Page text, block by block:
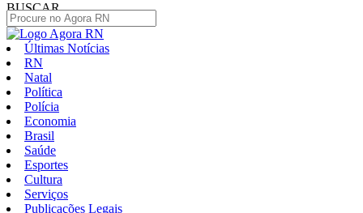
BUSCAR
Últimas Notícias
RN
Natal
Política
Polícia
Economia
Brasil
Saúde
Esportes
Cultura
Serviços
Publicações Legais